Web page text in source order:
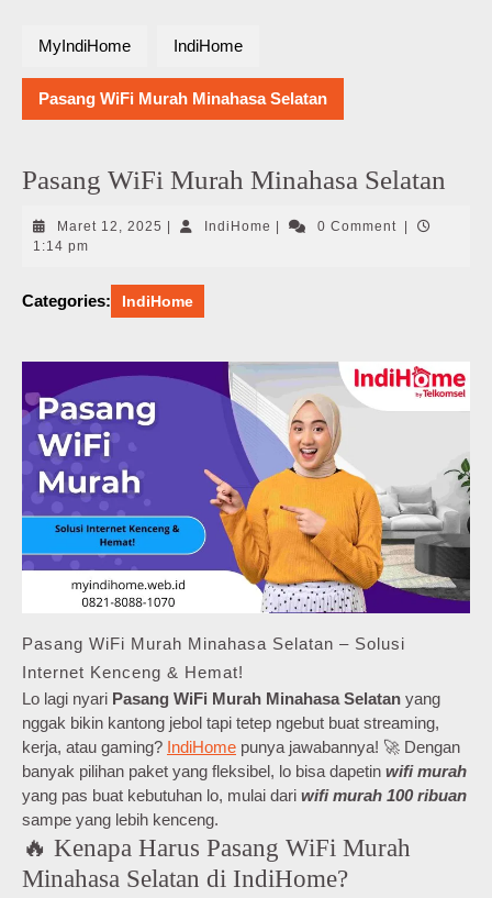
MyIndiHome IndiHome
Pasang WiFi Murah Minahasa Selatan
Pasang WiFi Murah Minahasa Selatan
Maret 12, 2025 Maret
IndiHome IndiHome0 Comment
1:14 pm
Categories: IndiHome
Pasang WiFi Murah Minahasa Selatan – Solusi
Internet Kenceng & Hemat!
Lo lagi nyari Pasang WiFi Murah Minahasa Selatan yang
nggak bikin kantong jebol tapi tetep ngebut buat streaming,
kerja, atau gaming? IndiHome punya jawabannya! 🚀 Dengan
banyak pilihan paket yang fleksibel, lo bisa dapetin wifi murah
yang pas buat kebutuhan lo, mulai dari wifi murah 100 ribuan
sampe yang lebih kenceng.
🔥 Kenapa Harus Pasang WiFi Murah
Minahasa Selatan di IndiHome?